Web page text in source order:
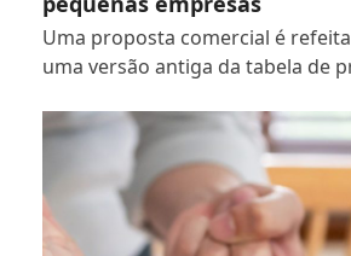
Uma proposta comercial é
uma versão antiga da tabela de